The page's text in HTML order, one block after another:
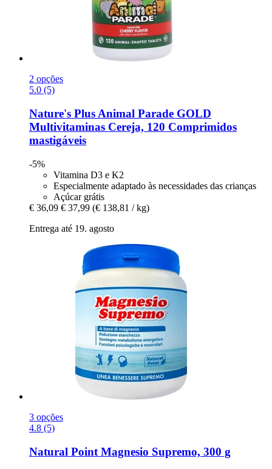
2 opções
5.0 (5)
Nature's Plus Animal Parade GOLD
Multivitaminas Cereja, 120 Comprimidos
mastigáveis
-5%
Vitamina D3 e K2
Especialmente adaptado às necessidades das crianças
Açúcar grátis
€ 36,09 € 37,99 (€ 138,81 / kg)
Entrega até 19. agosto
3 opções
4.8 (5)
Natural Point Magnesio Supremo, 300 g